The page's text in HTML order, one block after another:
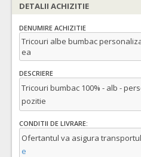
DETALII ACHIZITIE
DENUMIRE ACHIZITIE
Tricouri albe bumbac
ea
DESCRIERE
Tricouri bumbac 100% - alb -
pozitie
CONDITII DE LIVRARE:
Ofertantul va asigura
e